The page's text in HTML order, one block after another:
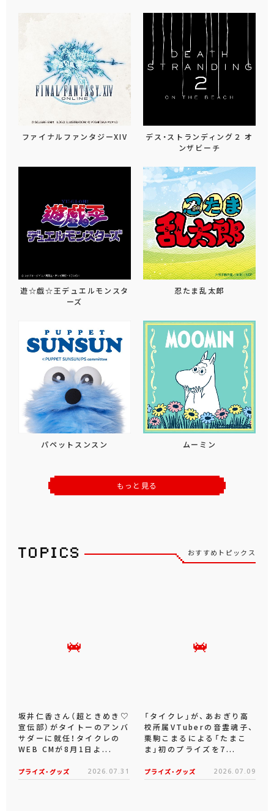
ファイナルファンタジーXIV
デス・ストランディング２ オ
ンザビーチ
遊☆戯☆王デュエルモンスタ
ーズ
忍たま乱太郎
パペットスンスン ムーミン
もっと見る
おすすめトピックス
坂井仁香さん（超ときめき♡
宣伝部）がタイトーのアンバ
サダーに就任！タイクレの
WEB CMが8月1日よ...
プライズ・グッズ 2026.07.31
「タイクレ」が、あおぎり高
校所属VTuberの音霊魂子、
栗駒こまるによる「たまこ
ま」初のプライズを7...
プライズ・グッズ 2026.07.09